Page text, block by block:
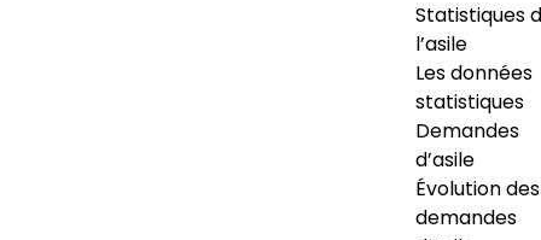
Statistiques
l’asile
Les données
statistiques
Demandes
d’asile
Évolution des
demandes